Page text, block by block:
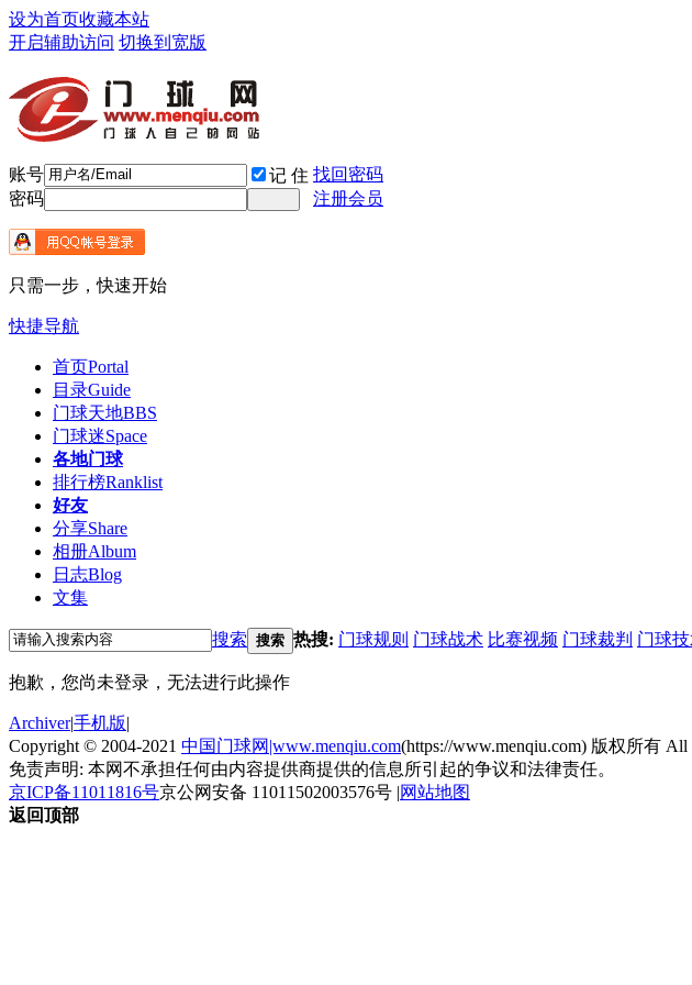
设为首页收藏本站
开启辅助访问 切换到宽版
账号 记 住 找回密码
密码
注册会员
只需一步，快速开始
快捷导航
首页Portal
目录Guide
门球天地BBS
门球迷Space
各地门球
排行榜Ranklist
好友
分享Share
相册Album
日志Blog
文集
搜索 搜索 热搜: 门球规则 门球战术 比赛视频 门球裁判 门球
抱歉，您尚未登录，无法进行此操作
Archiver|手机版|
Copyright © 2004-2021 中国门球网|www.menqiu.com(https://www.menqiu.com) 版权所有 All
免责声明: 本网不承担任何由内容提供商提供的信息所引起的争议和法律责任。
京ICP备11011816号京公网安备 11011502003576号 |网站地图
返回顶部